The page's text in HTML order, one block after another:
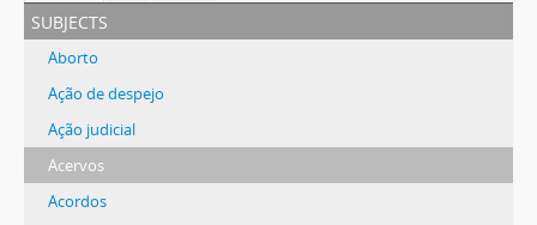
subjects
Aborto
Ação de despejo
Ação judicial
Acervos
Acordos